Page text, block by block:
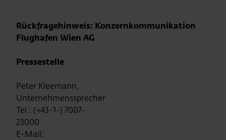
Rückfragehinweis: Konzernkommunikation
Flughafen Wien AG
Pressestelle
Peter Kleemann,
Unternehmenssprecher
Tel.: (+43-1-) 7007-
23000
E-Mail: